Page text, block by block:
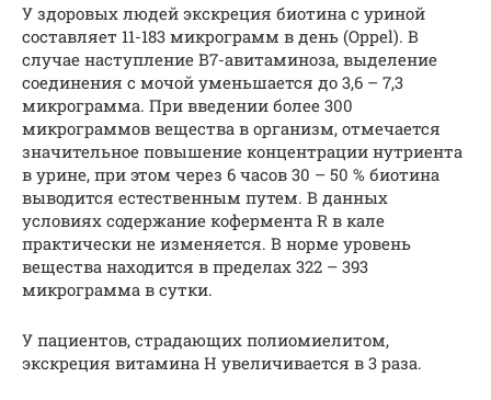
У здоровых людей экскреция биотина с уриной
составляет 11-183 микрограмм в день (Oppel). В
случае наступление В7-авитаминоза, выделение
соединения с мочой уменьшается до 3,6 – 7,3
микрограмма. При введении более 300
микрограммов вещества в организм, отмечается
значительное повышение концентрации нутриента
в урине, при этом через 6 часов 30 – 50 % биотина
выводится естественным путем. В данных
условиях содержание кофермента R в кале
практически не изменяется. В норме уровень
вещества находится в пределах 322 – 393
микрограмма в сутки.
У пациентов, страдающих полиомиелитом,
экскреция витамина Н увеличивается в 3 раза.